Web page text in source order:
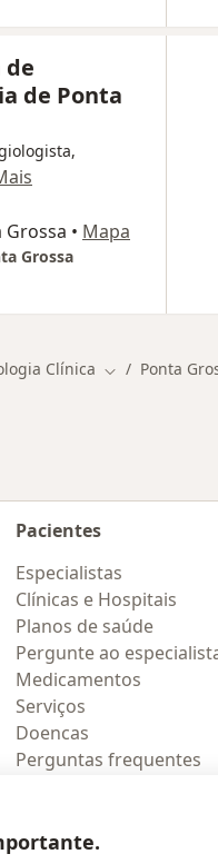
de
de Ponta
Grossa • Mapa
Grossa
Clínica Mudar de
Ponta
Pacientes
Especialistas
Clínicas e Hospitais
Planos de saúde
Pergunte ao
Medicamentos
Serviços
Doencas
Perguntas frequentes